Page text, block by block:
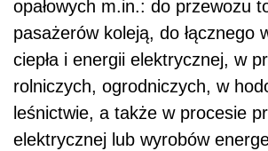
opałowych m.in.: do przewozu
pasażerów koleją, do łącznego
ciepła i energii elektrycznej, w
rolniczych, ogrodniczych, w
leśnictwie, a także w procesie
elektrycznej lub wyrobów